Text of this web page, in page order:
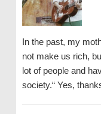
In the past, my
not make us rich,
lot of people and
society.“ Yes,